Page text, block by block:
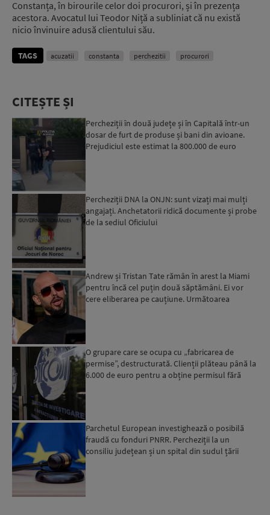
Constanța, în birourile celor doi procurori, și în prezența
acestora. Avocatul lui Teodor Niță a subliniat că nu există
nicio învinuire adusă clientului său.
TAGS acuzatii constanta perchezitii procurori
CITEȘTE ȘI
Percheziții în două județe și în Capitală într-un
dosar de furt de produse și bani din avioane.
Prejudiciul este estimat la 800.000 de euro
Percheziții DNA la ONJN: sunt vizați mai mulți
angajați. Anchetatorii ridică documente și probe
de la sediul Oficiului
Andrew și Tristan Tate rămân în arest la Miami
pentru încă cel puțin două săptămâni. Ei vor
cere eliberarea pe cauțiune. Următoarea
O grupare care se ocupa cu „fabricarea de
permise”, destructurată. Clienții plăteau până la
6.000 de euro pentru a obține permisul fără
Parchetul European investighează o posibilă
fraudă cu fonduri PNRR. Percheziții la un
consiliu județean și un spital din sudul țării